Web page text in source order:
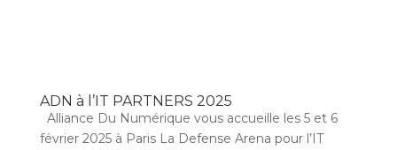
ADN à l’IT PARTNERS 2025
Alliance Du Numérique vous accueille les 5 et 6
février 2025 à Paris La Defense Arena pour l’IT